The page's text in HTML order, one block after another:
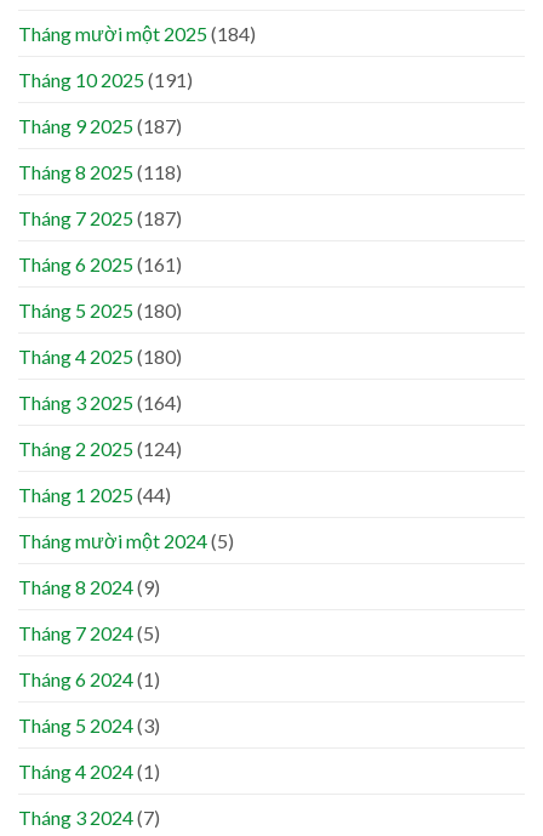
Tháng mười một 2025(184)
Tháng 10 2025(191)
Tháng 9 2025(187)
Tháng 8 2025(118)
Tháng 7 2025(187)
Tháng 6 2025(161)
Tháng 5 2025(180)
Tháng 4 2025(180)
Tháng 3 2025(164)
Tháng 2 2025(124)
Tháng 1 2025(44)
Tháng mười một 2024(5)
Tháng 8 2024(9)
Tháng 7 2024(5)
Tháng 6 2024(1)
Tháng 5 2024(3)
Tháng 4 2024(1)
Tháng 3 2024(7)